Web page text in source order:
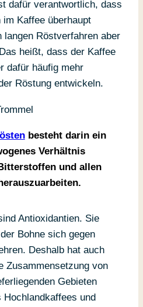
dafür verantwortlich, dass
Kaffee überhaupt
Röstverfahren aber
heißt, dass der Kaffee
dafür häufig mehr
Röstung entwickeln.
besteht darin ein
Verhältnis
und allen
Antioxidantien. Sie
Bohne sich gegen
Deshalb hat auch
Zusammensetzung von
Gebieten
Hochlandkaffees und